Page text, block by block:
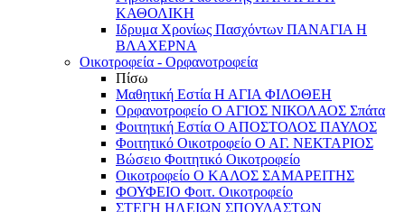
ΚΑΘΟΛΙΚΗ
Ιδρυμα Χρονίως Πασχόντων ΠΑΝΑΓΙΑ Η
ΒΛΑΧΕΡΝΑ
Οικοτροφεία - Ορφανοτροφεία
Πίσω
Μαθητική Εστία Η ΑΓΙΑ ΦΙΛΟΘΕΗ
Ορφανοτροφείο Ο ΑΓΙΟΣ ΝΙΚΟΛΑΟΣ Σπάτα
Φοιτητική Εστία Ο ΑΠΟΣΤΟΛΟΣ ΠΑΥΛΟΣ
Φοιτητικό Οικοτροφείο Ο ΑΓ. ΝΕΚΤΑΡΙΟΣ
Βώσειο Φοιτητικό Οικοτροφείο
Οικοτροφείο Ο ΚΑΛΟΣ ΣΑΜΑΡΕΙΤΗΣ
ΦΟΥΦΕΙΟ Φοιτ. Οικοτροφείο
ΣΤΕΓΗ ΗΛΕΙΩΝ ΣΠΟΥΔΑΣΤΩΝ